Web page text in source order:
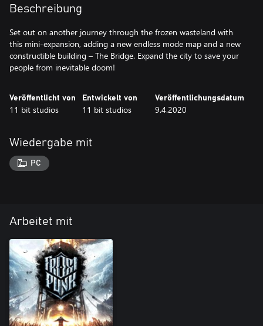
Beschreibung
Set out on another journey through the frozen wasteland with
this mini-expansion, adding a new endless mode map and a new
constructible building – The Bridge. Expand the city to save your
people from inevitable doom!
Veröffentlicht von
11 bit studios
Entwickelt von
11 bit studios
Veröffentlichungsdatum
9.4.2020
Wiedergabe mit
PC
Arbeitet mit